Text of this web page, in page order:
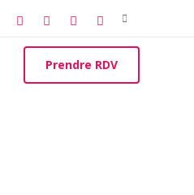
Search
for:
Prendre RDV